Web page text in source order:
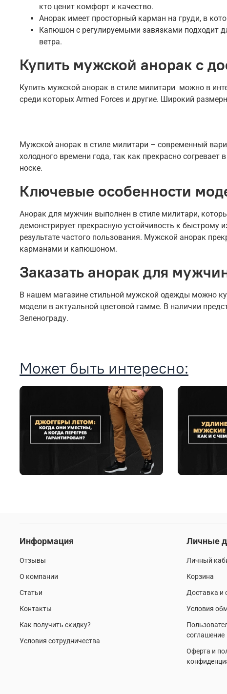
кто ценит комфорт и качество.
Анорак имеет просторный карман на груди, в
Капюшон с регулируемыми завязками подходит
ветра.
Купить мужской анорак с
Купить мужской анорак в стиле милитари можно в
среди которых Armed Forces и другие. Широкий
Мужской анорак в стиле милитари – современный
холодного времени года, так как прекрасно
носке.
Ключевые особенности
Анорак для мужчин выполнен в стиле милитари,
демонстрирует прекрасную устойчивость к
результате частого пользования. Мужской анорак
карманами и капюшоном.
Заказать анорак для
В нашем магазине стильной мужской одежды можно
модели в актуальной цветовой гамме. В наличии
Зеленограду.
Может быть интересно:
Информация
Отзывы
О компании
Статьи
Контакты
Как получить скидку?
Условия сотрудничества
Личные
Личный
Корзина
Доставка и
Условия
соглашение
Оферта и